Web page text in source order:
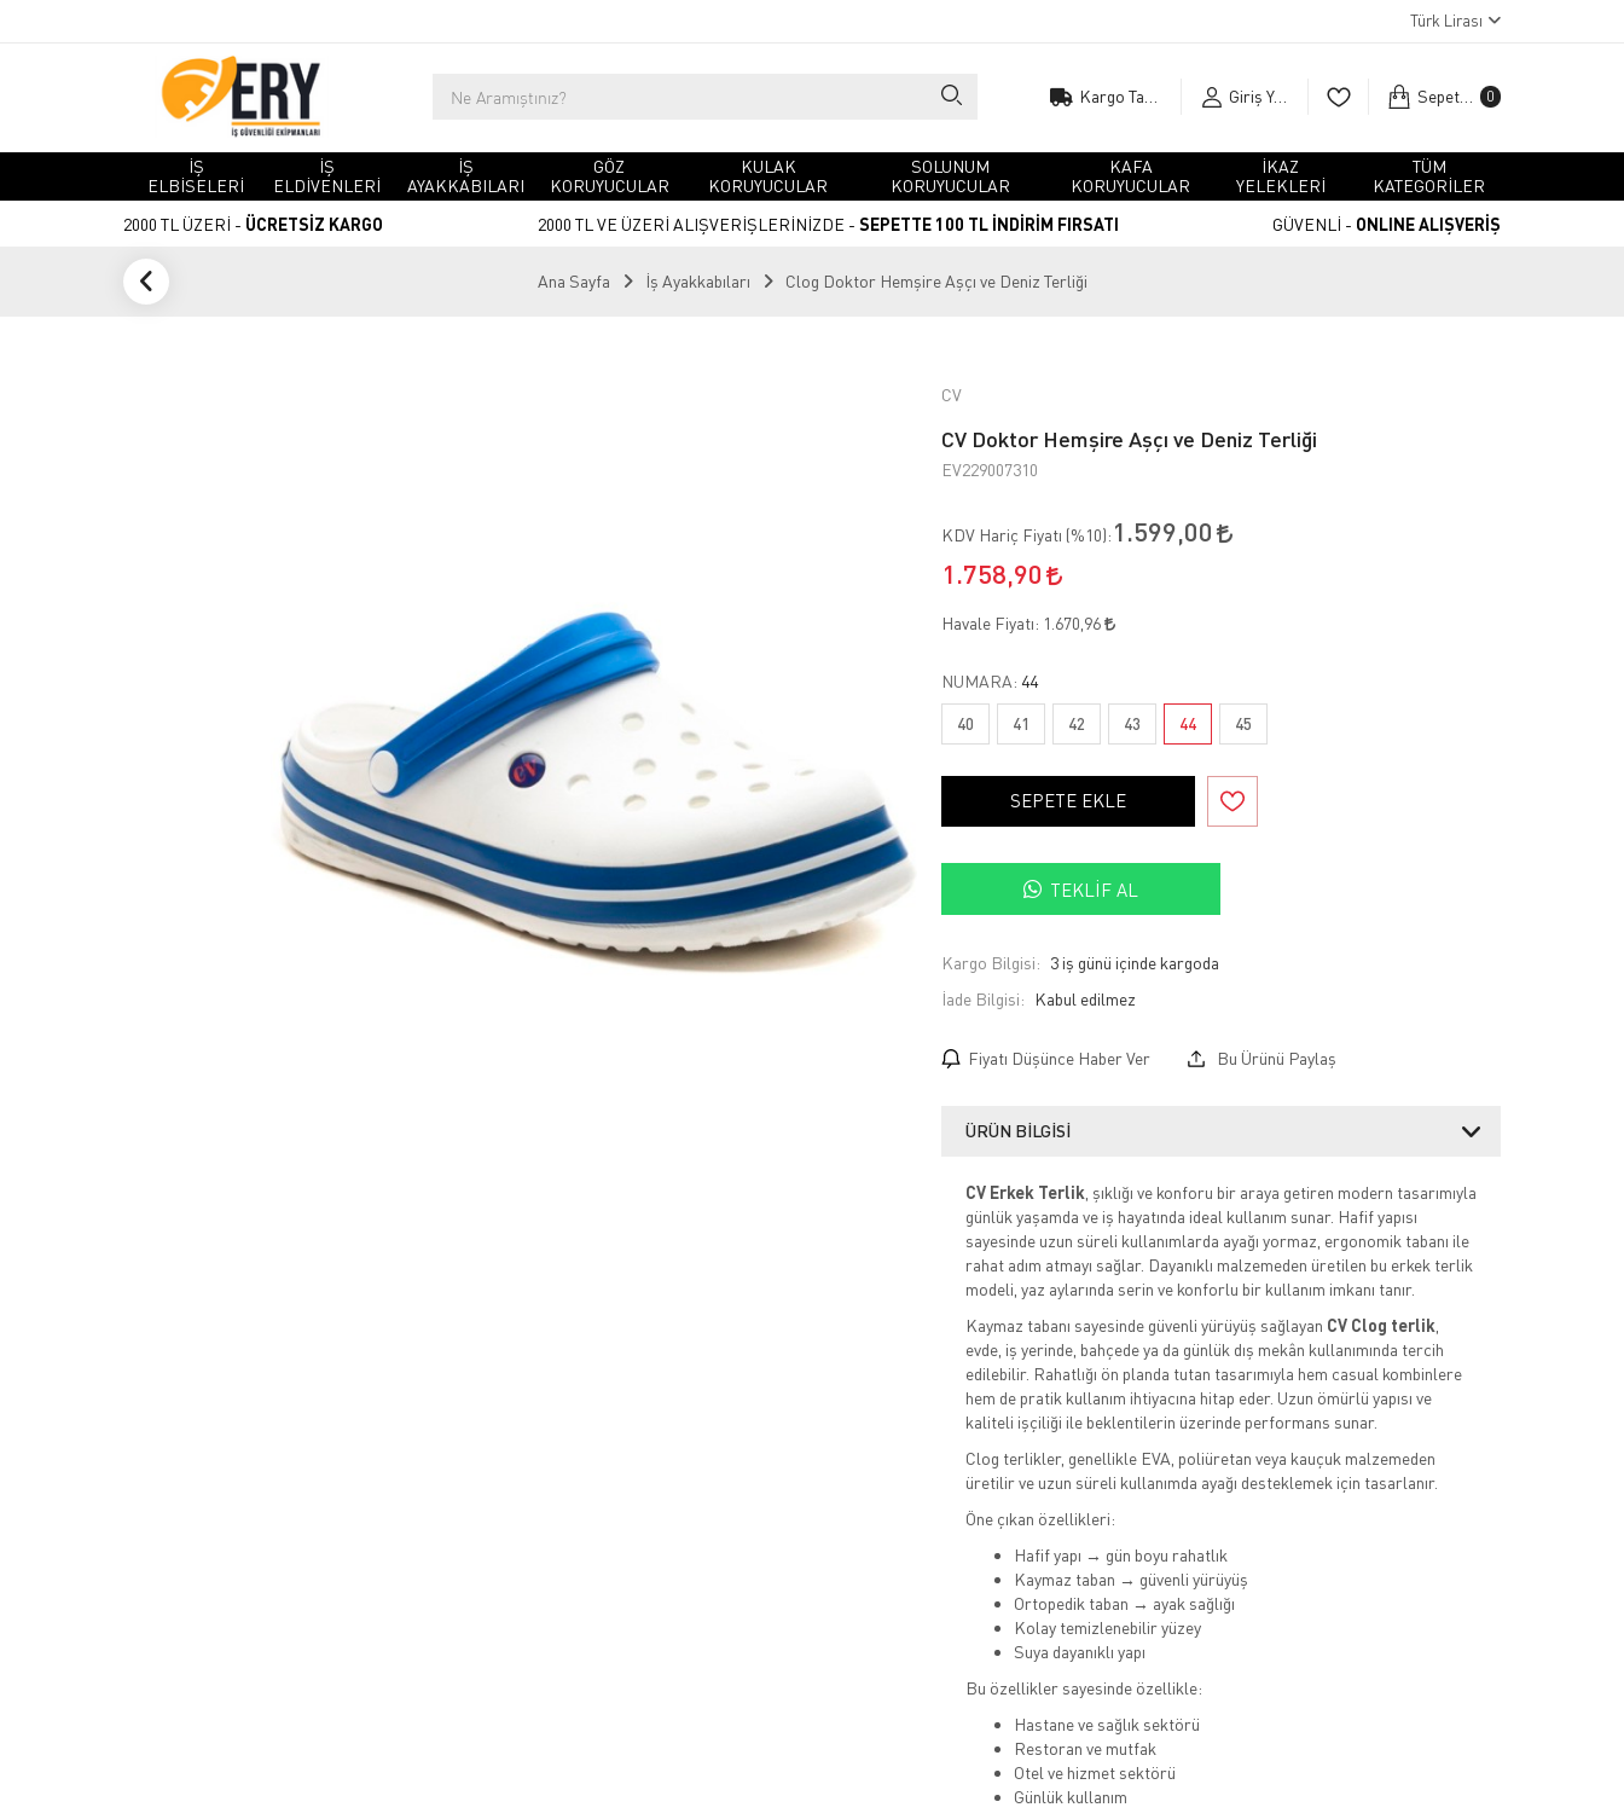
Türk Lirası
Giriş Yap Sepetim 0
İŞ
ELBİSELERİ
İŞ
ELDİVENLERİ
İŞ
AYAKKABILARI
GÖZ
KORUYUCULAR
KULAK
KORUYUCULAR
SOLUNUM
KORUYUCULAR
KAFA
KORUYUCULAR
İKAZ
YELEKLERİ
TÜM
KATEGORİLER
2000 TL ÜZERİ - ÜCRETSİZ KARGO 2000 TL VE ÜZERİ ALIŞVERİŞLERİNİZDE - SEPETTE 100 TL İNDİRİM FIRSATI GÜVENLİ - ONLINE ALIŞVERİŞ
Ana Sayfa İş Ayakkabıları Clog Doktor Hemşire Aşçı ve Deniz Terliği
CV
CV Doktor Hemşire Aşçı ve Deniz Terliği
EV229007310
KDV Hariç Fiyatı (%10): 1.599,00
1.758,90
Havale Fiyatı: 1.670,96
NUMARA: 44
40 41 42 43 44 45
SEPETE EKLE
TEKLIF AL
Kargo Bilgisi: 3 iş günü içinde kargoda
İade Bilgisi:
Fiyatı Düşünce Haber Ver Bu Ürünü Paylaş
ÜRÜN BILGISI
CV Erkek Terlik , şıklığı ve konforu bir araya getiren modern tasarımıyla
günlük yaşamda ve iş hayatında ideal kullanım sunar. Hafif yapısı
sayesinde uzun süreli kullanımlarda ayağı yormaz, ergonomik tabanı ile
rahat adım atmayı sağlar. Dayanıklı malzemeden üretilen bu erkek terlik
modeli, yaz aylarında serin ve konforlu bir kullanım imkanı tanır.
Kaymaz tabanı sayesinde güvenli yürüyüş sağlayan CV Clog terlik
evde, iş yerinde, bahçede ya da günlük dış mekân kullanımında tercih
edilebilir. Rahatlığı ön planda tutan tasarımıyla hem casual kombinlere
hem de pratik kullanım ihtiyacına hitap eder. Uzun ömürlü yapısı ve
kaliteli işçiliği ile beklentilerin üzerinde performans sunar.
Clog terlikler, genellikle EVA, poliüretan veya kauçuk malzemeden
üretilir ve uzun süreli kullanımda ayağı desteklemek için tasarlanır.
Öne çıkan özellikleri:
Hafif yapı → gün boyu rahatlık
Kaymaz taban → güvenli yürüyüş
Ortopedik taban → ayak sağlığı
Kolay temizlenebilir yüzey
Suya dayanıklı yapı
Bu özellikler sayesinde özellikle:
Hastane ve sağlık sektörü
Restoran ve mutfak
Otel ve hizmet sektörü
Günlük kullanım